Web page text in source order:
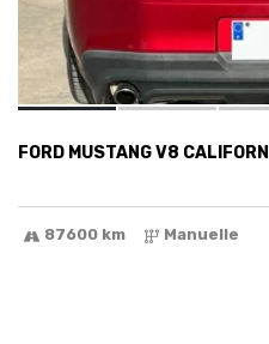
FORD MUSTANG V8
87600 km Manuelle